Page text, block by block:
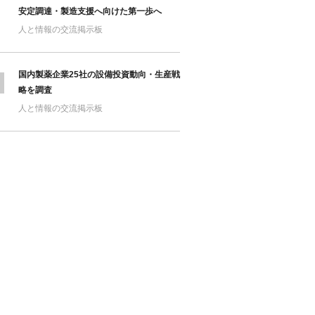
安定調達・製造支援へ向けた第一歩へ
人と情報の交流掲示板
国内製薬企業25社の設備投資動向・生産戦
略を調査
人と情報の交流掲示板